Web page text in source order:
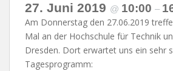
27. Juni 2019 @ 10:00 –
Am Donnerstag den 27.06.2019
Mal an der Hochschule für Technik
Dresden. Dort erwartet uns ein sehr
Tagesprogramm: